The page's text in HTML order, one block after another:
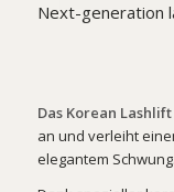
Next-generation
Das Korean Lashlift
an und verleiht
elegantem Schwung.